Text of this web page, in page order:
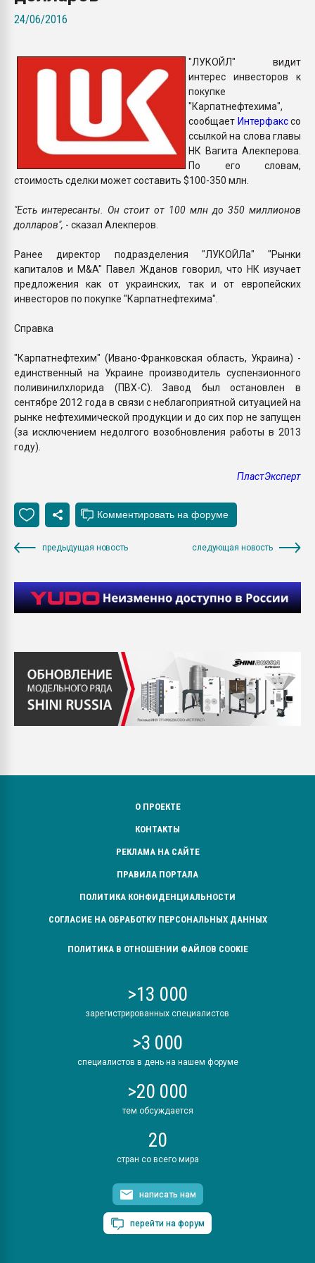
ПЕРЕЙТИ НА
24/06/2016
"ЛУКОЙЛ" видит
интерес инвесторов к
покупке
"Карпатнефтехима",
сообщает Интерфакссо
ссылкой на слова главы
НК Вагита Алекперова.
По его словам,
стоимость сделки может составить $100-350 млн.
"Есть интересанты. Он стоит от 100 млн до 350 миллионов
долларов", - сказал Алекперов.
Ранее директор подразделения "ЛУКОЙЛа" "Рынки
капиталов и M&A" Павел Жданов говорил, что НК изучает
предложения как от украинских, так и от европейских
инвесторов по покупке "Карпатнефтехима".
Справка
"Карпатнефтехим" (Ивано-Франковская область, Украина) -
единственный на Украине производитель суспензионного
поливинилхлорида (ПВХ-С). Завод был остановлен в
сентябре 2012 года в связи с неблагоприятной ситуацией на
рынке нефтехимической продукции и до сих пор не запущен
(за исключением недолгого возобновления работы в 2013
году).
ПластЭксперт
предыдущая новость следующая новость
О ПРОЕКТЕ
КОНТАКТЫ
РЕКЛАМА НА САЙТЕ
ПРАВИЛА ПОРТАЛА
ПОЛИТИКА КОНФИДЕНЦИАЛЬНОСТИ
СОГЛАСИЕ НА ОБРАБОТКУ ПЕРСОНАЛЬНЫХ ДАННЫХ
ПОЛИТИКА В ОТНОШЕНИИ ФАЙЛОВ COOKIE
>13 000
зарегистрированных специалистов
>3 000
специалистов в день на нашем форуме
>20 000
тем обсуждается
20
стран со всего мира
написать нам
перейти на форум